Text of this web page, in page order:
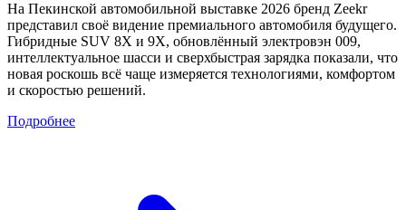
На Пекинской автомобильной выставке 2026 бренд Zeekr
представил своё видение премиального автомобиля будущего.
Гибридные SUV 8X и 9X, обновлённый электровэн 009,
интеллектуальное шасси и сверхбыстрая зарядка показали, что
новая роскошь всё чаще измеряется технологиями, комфортом
и скоростью решений.
Подробнее